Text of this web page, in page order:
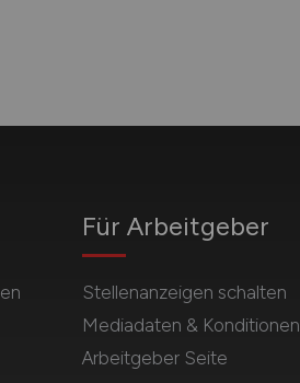
Für Arbeitgeber
Stellenanzeigen schalten
Mediadaten & Konditionen
Arbeitgeber Seite